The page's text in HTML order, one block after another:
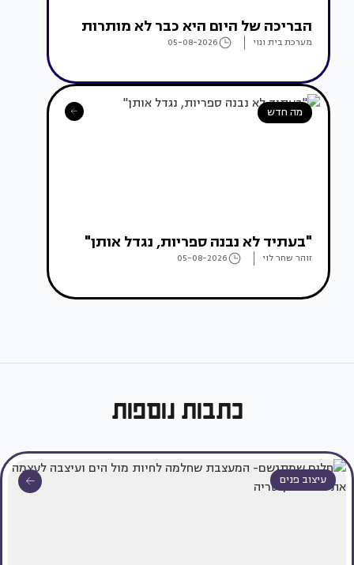
הבריכה של היום היא כבר לא מותרות
מערכת בית ונוי 05-08-2026
מה חדש
"בעתיד לא נבנה ספריות, נגדל אותן"
זוהר שחר לוי 05-08-2026
כתבות נוספות
עיצוב פנים